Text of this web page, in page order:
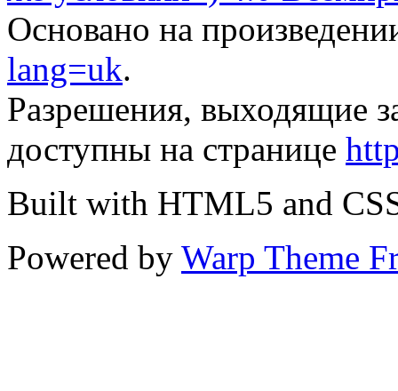
Основано на
lang=uk.
Разрешения, выходящие
доступны на странице
Built with HTML5 and
Powered by Warp Theme